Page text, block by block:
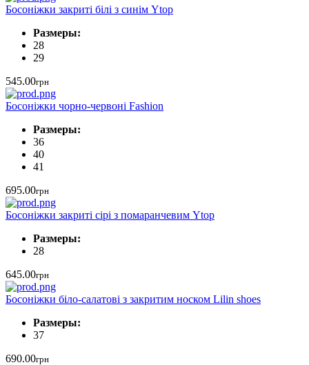
Босоніжки закриті білі з синім Ytop
Размеры:
28
29
545.00грн
Босоніжки чорно-червоні Fashion
Размеры:
36
40
41
695.00грн
Босоніжки закриті сірі з помаранчевим Ytop
Размеры:
28
645.00грн
Босоніжки біло-салатові з закритим носком Lilin shoes
Размеры:
37
690.00грн